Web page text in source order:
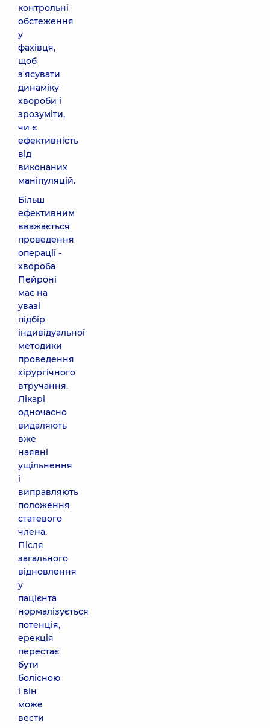
контрольні
обстеження
у
фахівця,
щоб
з'ясувати
динаміку
хвороби і
зрозуміти,
чи є
ефективність
від
виконаних
маніпуляцій.
Більш
ефективним
вважається
проведення
операції -
хвороба
Пейроні
має на
увазі
підбір
індивідуальної
методики
проведення
хірургічного
втручання.
Лікарі
одночасно
видаляють
вже
наявні
ущільнення
і
виправляють
положення
статевого
члена.
Після
загального
відновлення
у
пацієнта
нормалізується
потенція,
ерекція
перестає
бути
болісною
і він
може
вести